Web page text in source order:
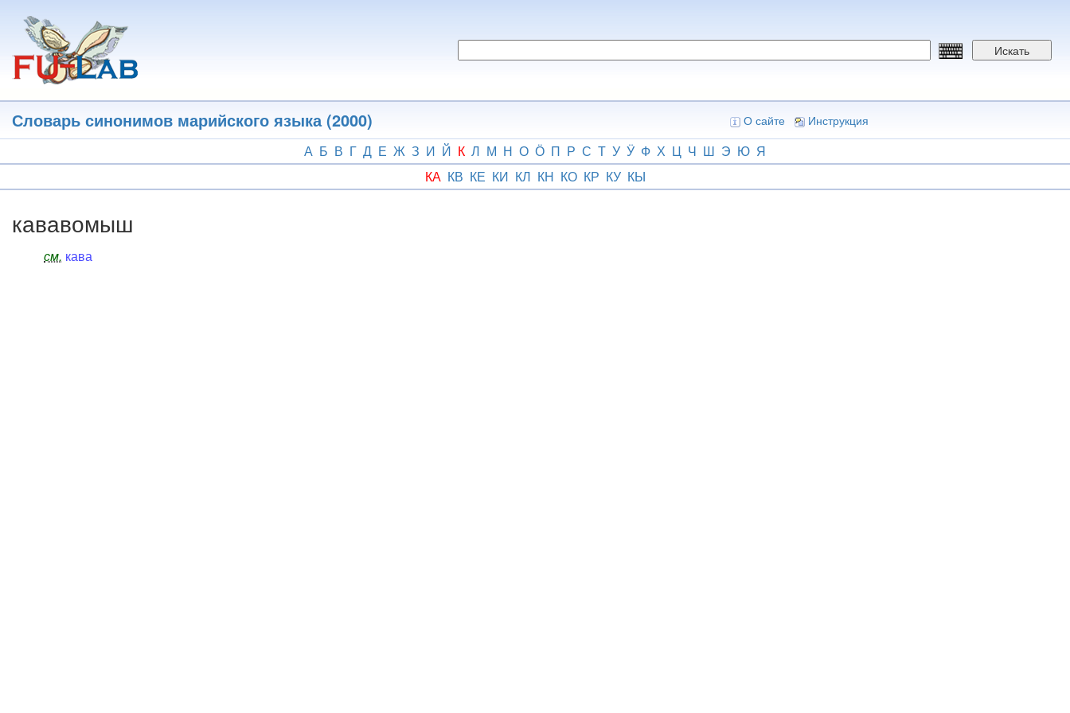
основному
содержанию
Искать
Словарь синонимов марийского языка (2000) О сайте Инструкция
А Б В Г Д Е Ж З И Й К Л М Н О Ӧ П Р С Т У Ӱ Ф Х Ц Ч Ш Э Ю Я
КА КВ КЕ КИ КЛ КН КО КР КУ КЫ
кававомыш
см. кава